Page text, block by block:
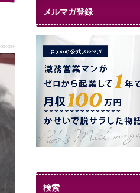
メルマガ登録
検索